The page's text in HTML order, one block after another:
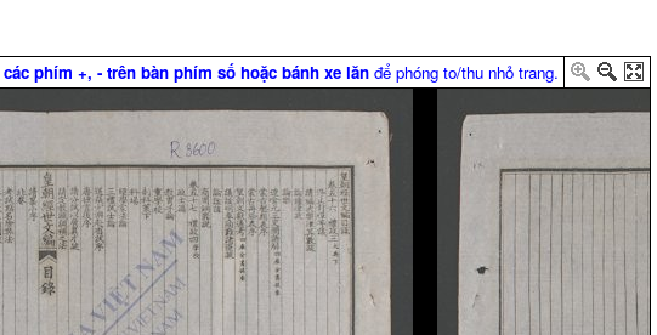
các phím +, - trên bàn phím số hoặc bánh xe lăn để phóng to/thu nhỏ trang.